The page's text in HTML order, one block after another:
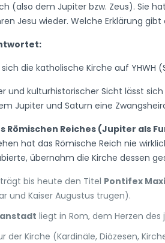
(also dem Jupiter bzw. Zeus). Sie
Jesu wieder. Welche Erklärung gibt
die katholische Kirche auf YHWH
und kulturhistorischer Sicht lässt
Jupiter und Saturn eine
Römischen Reiches (Jupiter als
hat das Römische Reich nie
übernahm die Kirche dessen
bis heute den Titel Pontifex
und Kaiser Augustus trugen).
liegt in Rom, dem Herzen
der Kirche (Kardinäle, Diözesen,